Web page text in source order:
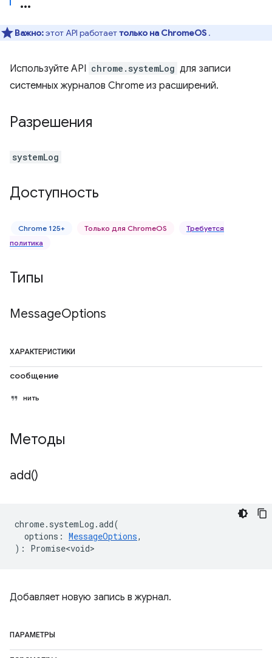
Важно:этот API работаеттолько на ChromeOS .
Используйте API chrome.systemLog для записи
системных журналов Chrome из расширений.
Разрешения
systemLog
Доступность
Chrome 125+ Только для ChromeOS
Требуется
политика
Типы
MessageOptions
ХАРАКТЕРИСТИКИ
сообщение
нить
Методы
add()
chrome. systemLog .add(
options : MessageOptions,
) : Promise<void>
Добавляет новую запись в журнал.
ПАРАМЕТРЫ